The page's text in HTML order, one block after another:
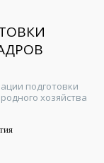
подготовки
хозяйства